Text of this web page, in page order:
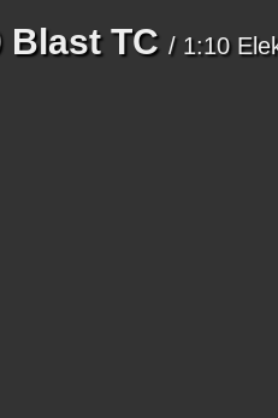
Blast TC / 1:10